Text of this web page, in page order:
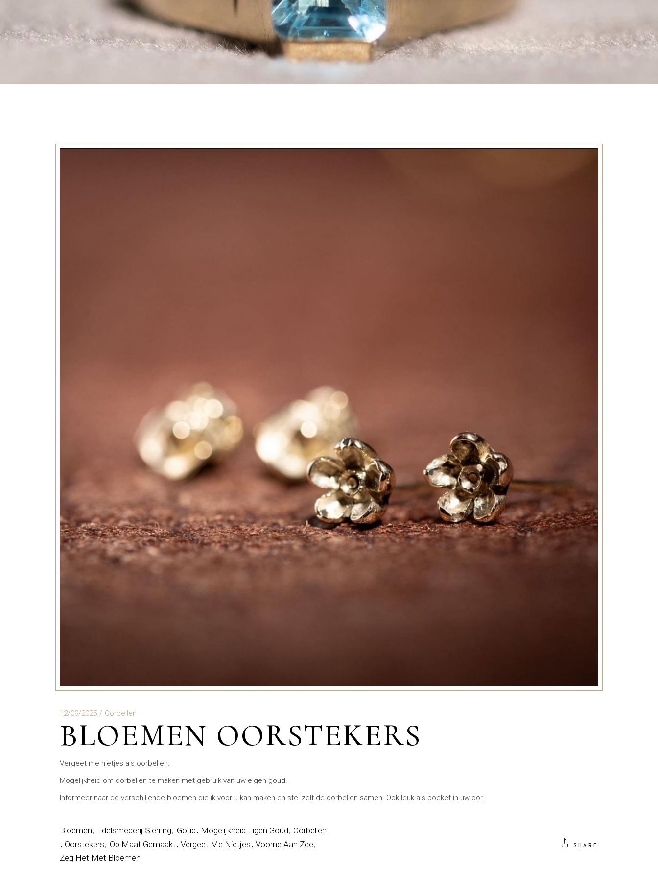
12/09/2025 Oorbellen
BLOEMEN OORSTEKERS
Vergeet me nietjes als oorbellen.
Mogelijkheid om oorbellen te maken met gebruik van uw eigen goud.
Informeer naar de verschillende bloemen die ik voor u kan maken en stel zelf de oorbellen samen. Ook leuk als boeket in uw oor.
Bloemen Edelsmederij Sierring Goud Mogelijkheid Eigen Goud Oorbellen
Oorstekers
Op Maat Gemaakt Vergeet Me Nietjes Voorne Aan Zee
Zeg Het Met Bloemen
SHARE